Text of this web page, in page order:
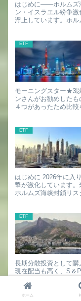
はじめに――ホルムズ
ン・イスラエル紛争
浮上しています。ホ
ETF
モーニングスター★3
ンさんがお勧めした
４つがあったため比
ETF
はじめに 2026年に入
撃が激化しています。
ホルムズ海峡封鎖リス
ETF
長期分散投資として購
現在配当も高く、S＆
のかを検証していき
ホーム